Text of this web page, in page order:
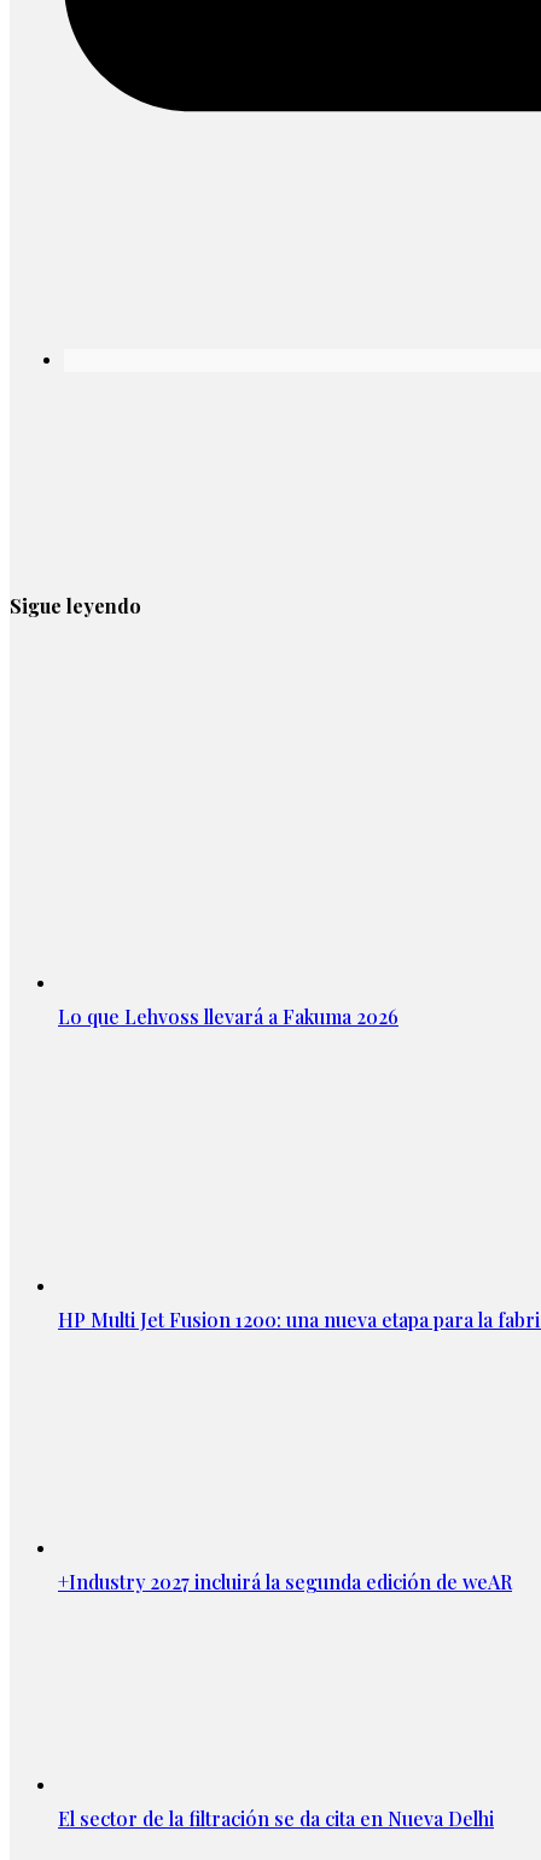
Sigue leyendo
Lo que Lehvoss llevará a Fakuma 2026
HP Multi Jet Fusion 1200: una nueva etapa para la
+Industry 2027 incluirá la segunda edición de weAR
El sector de la filtración se da cita en Nueva Delhi